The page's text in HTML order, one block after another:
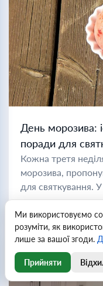
День морозива:
поради для
Кожна третя
морозива,
для святкування.
Національний
насолоджуватися
місяця. Тисячі
Ми використовуємо
розуміти, як
лише за вашої згоди.
Прийняти